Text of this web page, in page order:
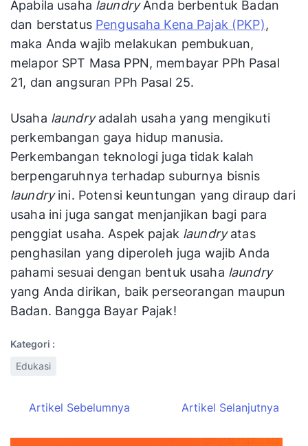
Apabila usaha laundryAnda berbentuk Badan
dan berstatus Pengusaha Kena Pajak (PKP),
maka Anda wajib melakukan pembukuan,
melapor SPT Masa PPN, membayar PPh Pasal
21, dan angsuran PPh Pasal 25.
Usaha laundryadalah usaha yang mengikuti
perkembangan gaya hidup manusia.
Perkembangan teknologi juga tidak kalah
berpengaruhnya terhadap suburnya bisnis
laundryini. Potensi keuntungan yang diraup dari
usaha ini juga sangat menjanjikan bagi para
penggiat usaha. Aspek pajak laundryatas
penghasilan yang diperoleh juga wajib Anda
pahami sesuai dengan bentuk usaha laundry
yang Anda dirikan, baik perseorangan maupun
Badan. Bangga Bayar Pajak!
Kategori :
Edukasi
Artikel Sebelumnya Artikel Selanjutnya